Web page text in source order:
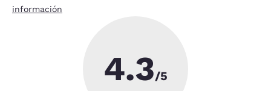
información
4.3/5